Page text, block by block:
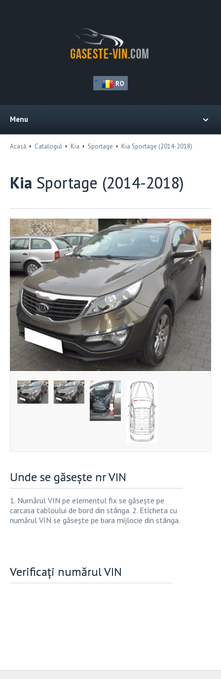
RO
Menu
Acasă Catalogul Kia Sportage Kia Sportage (2014-2018)
Kia Sportage (2014-2018)
Unde se găsește nr VIN
1. Numărul VIN pe elementul fix se găsește pe
carcasa tabloului de bord din stânga. 2. Eticheta cu
numărul VIN se găsește pe bara mijlocie din stânga.
Verificați numărul VIN